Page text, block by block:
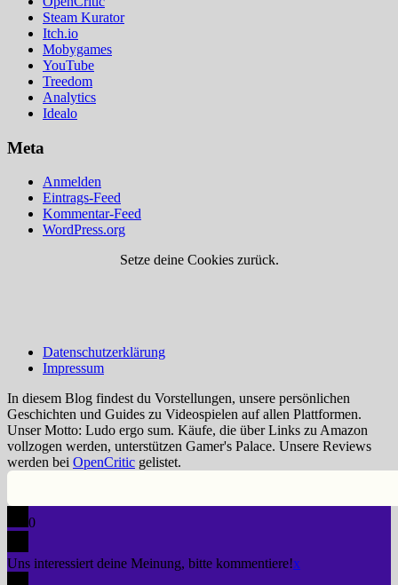
Steam Kurator
Itch.io
Mobygames
YouTube
Treedom
Analytics
Idealo
Meta
Anmelden
Eintrags-Feed
Kommentar-Feed
WordPress.org
Setze deine Cookies zurück.
Datenschutzerklärung
Impressum
In diesem Blog findest du Vorstellungen, unsere persönlichen
Geschichten und Guides zu Videospielen auf allen Plattformen.
Unser Motto: Ludo ergo sum. Käufe, die über Links zu Amazon
vollzogen werden, unterstützen Gamer's Palace. Unsere Reviews
werden bei OpenCritic gelistet.
0
Uns interessiert deine Meinung, bitte kommentiere!x